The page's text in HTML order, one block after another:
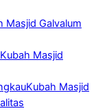
Masjid Galvalum
Masjid
Kubah Masjid